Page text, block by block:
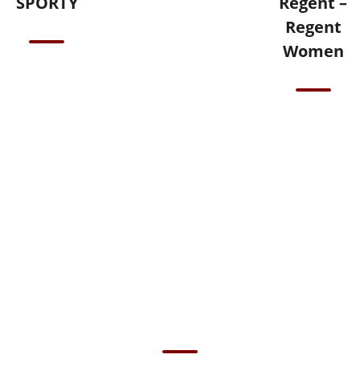
Regent
Women